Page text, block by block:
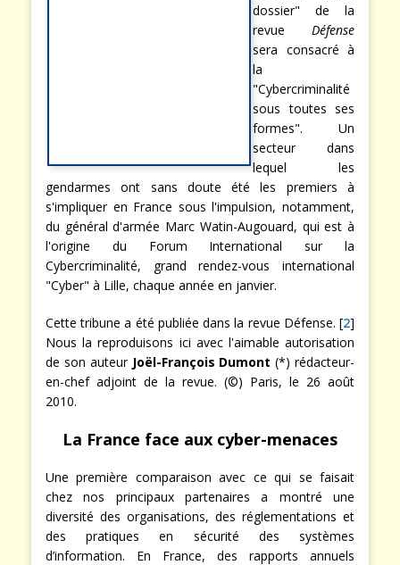
dossier" de la
revue Défense
sera consacré à
la
"Cybercriminalité
sous toutes ses
formes". Un
secteur dans
lequel les
gendarmes ont sans doute été les premiers à
s'impliquer en France sous l'impulsion, notamment,
du général d'armée Marc Watin-Augouard, qui est à
l'origine du Forum International sur la
Cybercriminalité, grand rendez-vous international
"Cyber" à Lille, chaque année en janvier.
Cette tribune a été publiée dans la revue Défense. [2]
Nous la reproduisons ici avec l'aimable autorisation
de son auteur Joël-François Dumont (*) rédacteur-
en-chef adjoint de la revue. (©) Paris, le 26 août
2010.
La France face aux cyber-menaces
Une première comparaison avec ce qui se faisait
chez nos principaux partenaires a montré une
diversité des organisations, des réglementations et
des pratiques en sécurité des systèmes
d’information. En France, des rapports annuels